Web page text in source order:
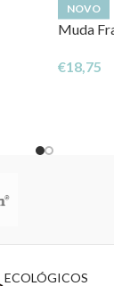
NOVO
Muda
€18,75
ECOLÓGICOS